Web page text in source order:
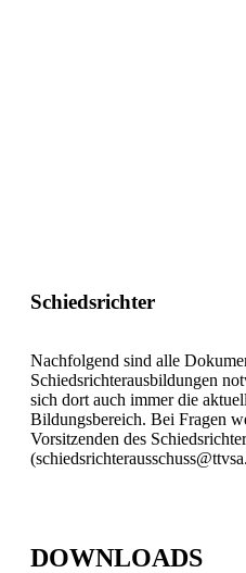
Schiedsrichter
Nachfolgend sind alle
Schiedsrichterausbildungen
sich dort auch immer die
Bildungsbereich. Bei Fragen
Vorsitzenden des
DOWNLOADS